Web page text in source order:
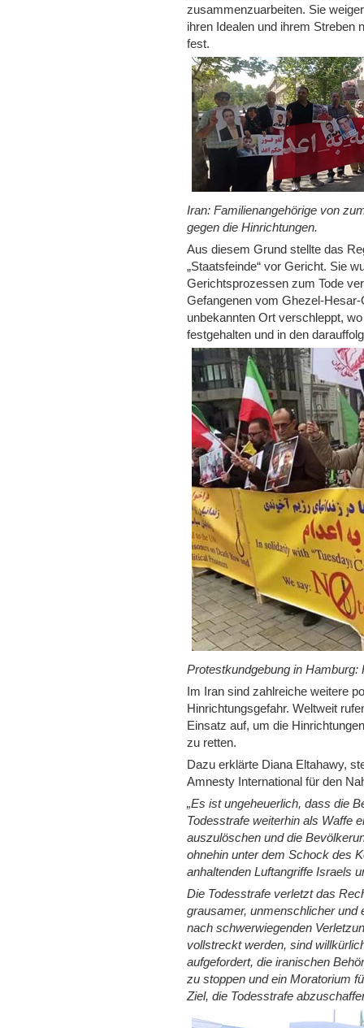
zusammenzuarbeiten. Sie
ihren Idealen und ihrem Streben
fest.
Iran: Familienangehörige von
gegen die Hinrichtungen.
Aus diesem Grund stellte das
„Staatsfeinde“ vor Gericht. Sie
Gerichtsprozessen zum Tode
Gefangenen vom Ghezel-
unbekannten Ort verschleppt,
festgehalten und in den
Protestkundgebung in
Im Iran sind zahlreiche weitere
Hinrichtungsgefahr. Weltweit
Einsatz auf, um die
zu retten.
Dazu erklärte Diana Eltahawy,
Amnesty International für den
„Es ist ungeheuerlich, dass die
Todesstrafe weiterhin als Waffe
auszulöschen und die
ohnehin unter dem Schock des
anhaltenden Luftangriffe Israels
Die Todesstrafe verletzt das
grausamer, unmenschlicher und
nach schwerwiegenden
vollstreckt werden, sind
aufgefordert, die iranischen
zu stoppen und ein Moratorium
Ziel, die Todesstrafe